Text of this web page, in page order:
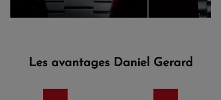
Les avantages Daniel Gerard